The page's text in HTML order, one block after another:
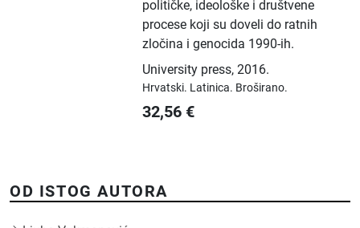
političke, ideološke i društvene
procese koji su doveli do ratnih
zločina i genocida 1990-ih.
University press,2016.
Hrvatski. Latinica. Broširano.
32,56 €
OD ISTOG AUTORA